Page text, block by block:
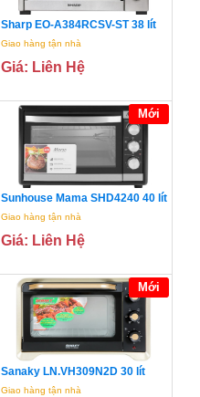
Sharp EO-A384RCSV-ST 38 lít
Giao hàng tận nhà
Giá: Liên Hệ
Mới
Sunhouse Mama SHD4240 40 lít
Giao hàng tận nhà
Giá: Liên Hệ
Mới
Sanaky LN.VH309N2D 30 lít
Giao hàng tận nhà